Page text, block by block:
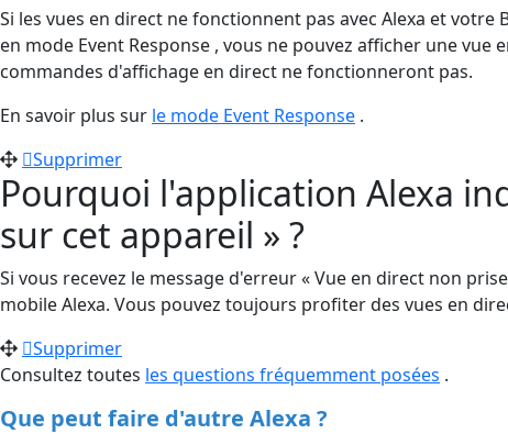
Si les vues en direct ne fonctionnent pas avec Alexa et
en mode Event Response , vous ne pouvez afficher une
commandes d'affichage en direct ne fonctionneront pas.
En savoir plus sur le mode Event Response .
Supprimer
Pourquoi l'application Alexa
sur cet appareil » ?
Si vous recevez le message d'erreur « Vue en direct non
mobile Alexa. Vous pouvez toujours profiter des vues en
Supprimer
Consultez toutes les questions fréquemment posées .
Que peut faire d'autre Alexa ?